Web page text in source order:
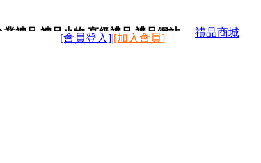
禮品,禮品小物,高級禮品,禮品網站。 禮品商城
[會員登入]|[加入會員]